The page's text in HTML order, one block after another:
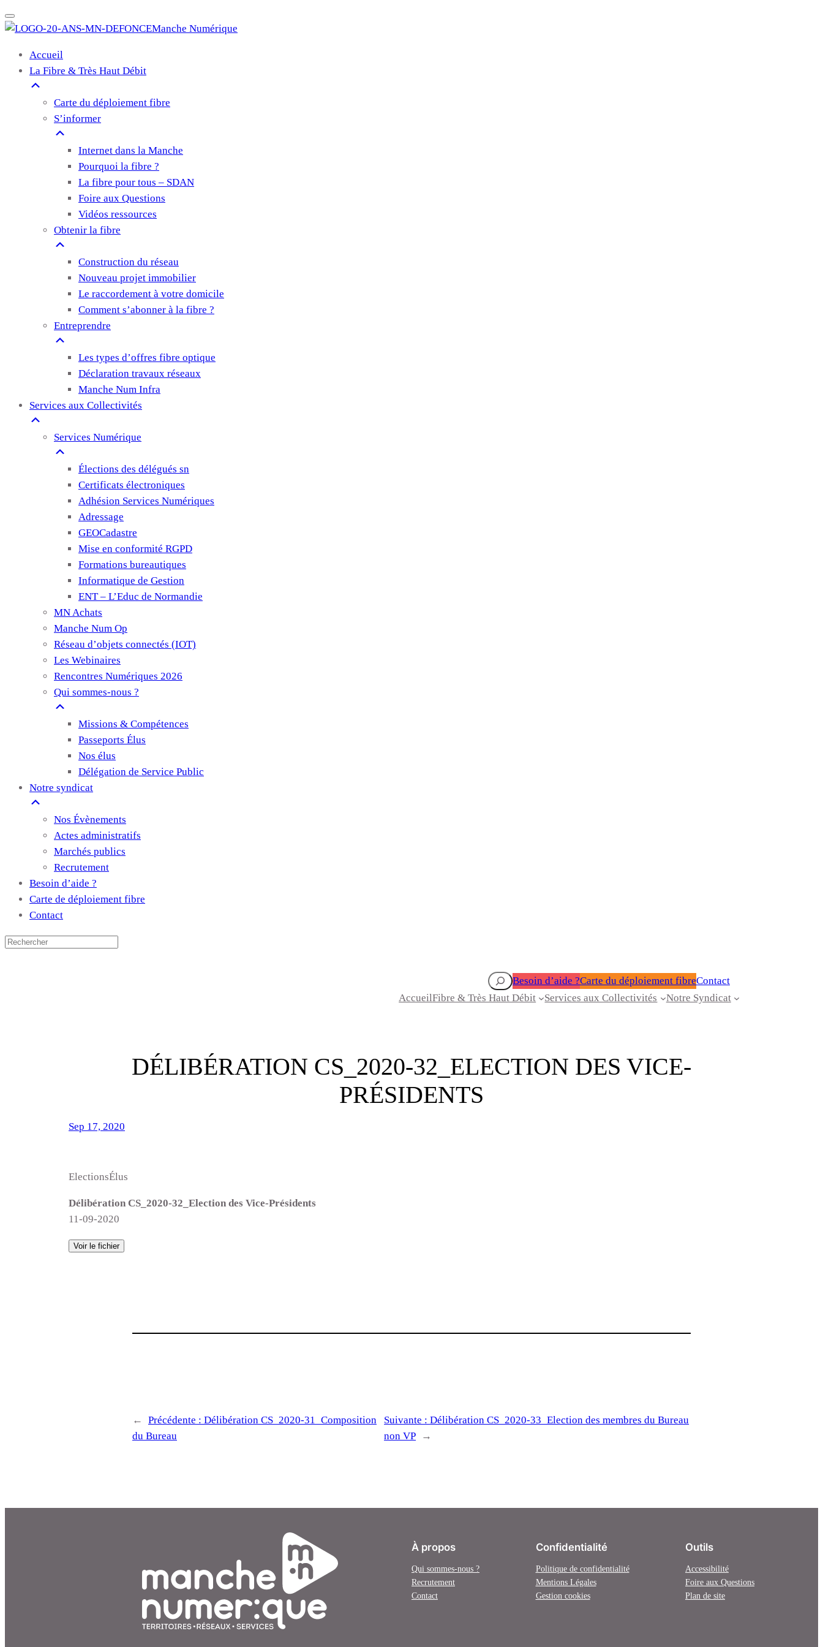
Manche Numérique
Accueil
La Fibre & Très Haut Débit
Carte du déploiement fibre
S’informer
Internet dans la Manche
Pourquoi la fibre ?
La fibre pour tous – SDAN
Foire aux Questions
Vidéos ressources
Obtenir la fibre
Construction du réseau
Nouveau projet immobilier
Le raccordement à votre domicile
Comment s’abonner à la fibre ?
Entreprendre
Les types d’offres fibre optique
Déclaration travaux réseaux
Manche Num Infra
Services aux Collectivités
Services Numérique
Élections des délégués sn
Certificats électroniques
Adhésion Services Numériques
Adressage
GEOCadastre
Mise en conformité RGPD
Formations bureautiques
Informatique de Gestion
ENT – L’Educ de Normandie
MN Achats
Manche Num Op
Réseau d’objets connectés (IOT)
Les Webinaires
Rencontres Numériques 2026
Qui sommes-nous ?
Missions & Compétences
Passeports Élus
Nos élus
Délégation de Service Public
Notre syndicat
Nos Évènements
Actes administratifs
Marchés publics
Recrutement
Besoin d’aide ?
Carte de déploiement fibre
Contact
RechercherBesoin d’aide ?Carte du déploiement fibreContact
AccueilFibre & Très Haut Débit Services aux Collectivités Notre Syndicat
DÉLIBÉRATION CS_2020-32_ELECTION DES VICE-
PRÉSIDENTS
Sep 17, 2020
ElectionsÉlus
Délibération CS_2020-32_Election des Vice-Présidents
11-09-2020
Voir le fichier
← Précédente : Délibération CS_2020-31_Composition
du Bureau
Suivante :Délibération CS_2020-33_Election des membres du Bureau
non VP
→
À propos
Qui sommes-nous ?
Recrutement
Contact
Confidentialité
Politique de confidentialité
Mentions Légales
Gestion cookies
Outils
Accessibilité
Foire aux Questions
Plan de site